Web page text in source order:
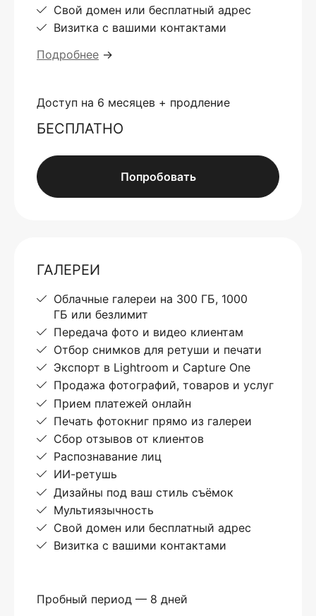
Свой домен или бесплатный адрес
Визитка с вашими контактами
Подробнее →
Доступ на 6 месяцев + продление
БЕСПЛАТНО
Попробовать
ГАЛЕРЕИ
Облачные галереи на 300 ГБ, 1000
ГБ или безлимит
Передача фото и видео клиентам
Отбор снимков для ретуши и печати
Экспорт в Lightroom и Capture One
Продажа фотографий, товаров и услуг
Прием платежей онлайн
Печать фотокниг прямо из галереи
Сбор отзывов от клиентов
Распознавание лиц
ИИ-ретушь
Дизайны под ваш стиль съёмок
Мультиязычность
Свой домен или бесплатный адрес
Визитка с вашими контактами
Пробный период — 8 дней